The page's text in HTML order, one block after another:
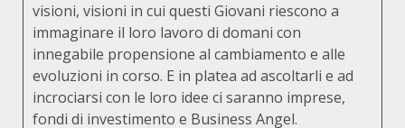
visioni, visioni in cui questi Giovani riescono a
immaginare il loro lavoro di domani con
innegabile propensione al cambiamento e alle
evoluzioni in corso. E in platea ad ascoltarli e ad
incrociarsi con le loro idee ci saranno imprese,
fondi di investimento e Business Angel.